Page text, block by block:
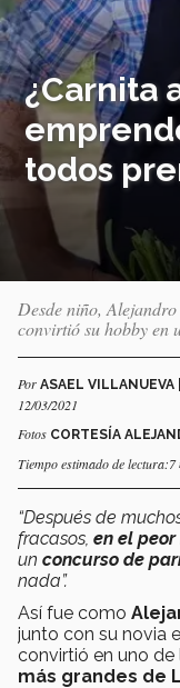
¿Carnita
todos
Desde niño,
convirtió su hobby en
Por ASAEL
12/03/2021
Fotos CORTESÍA
Tiempo estimado de lectura:7
“Después de
fracasos, en el
un concurso de
nada”.
Así fue como
junto con su novia
convirtió en uno de
más grandes de